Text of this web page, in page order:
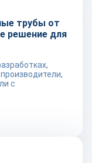
трубы от
решение для
с